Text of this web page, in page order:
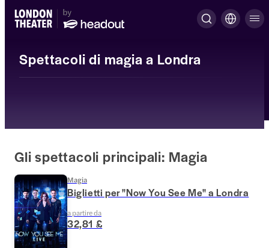
Spettacoli di magia a Londra
Gli spettacoli principali: Magia
Magia
Biglietti per "Now You See Me" a Londra
a partire da
32,81 £